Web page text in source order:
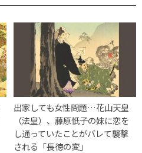
出家しても女性問題…花山天皇
（法皇）、藤原忯子の妹に恋を
し通っていたことがバレて襲撃
される「長徳の変」